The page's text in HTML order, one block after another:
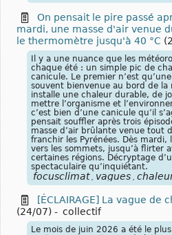
On pensait le pire passé
mardi, une masse d'air venue
le thermomètre jusqu'à 40 °C
Il y a une nuance que les
chaque été : un simple pic de
canicule. Le premier n’est
souvent bienvenue au bord de la
installe une chaleur durable, de
mettre l’organisme et
c’est bien d’une canicule qu’il
pensait souffler après trois
masse d’air brûlante venue tout
franchir les Pyrénées. Dès
vers les sommets, jusqu’à flirter
certaines régions. Décryptage
spectaculaire qu’inquiétant.
focusclimat vagues
[ÉCLAIRAGE] La vague de
(24/07) - collectif
Le mois de juin 2026 a été le